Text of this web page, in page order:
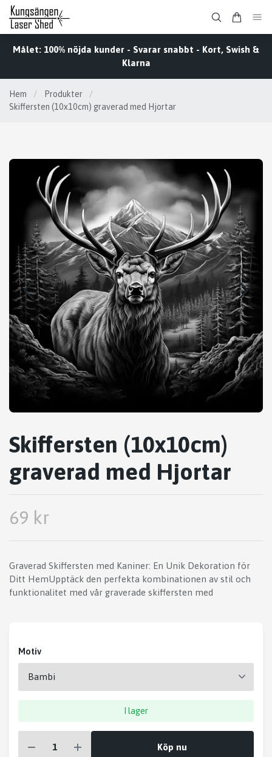
Målet: 100% nöjda kunder - Svarar snabbt - Kort, Swish &
Klarna
Hem / Produkter
/
Skiffersten (10x10cm) graverad med Hjortar
Skiffersten (10x10cm)
graverad med Hjortar
69 kr
Graverad Skiffersten med Kaniner: En Unik Dekoration för
Ditt HemUpptäck den perfekta kombinationen av stil och
funktionalitet med vår graverade skiffersten med
Motiv
I lager
Köp nu